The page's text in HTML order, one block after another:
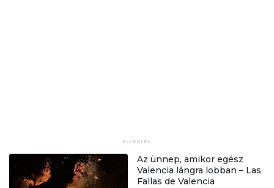
Az ünnep, amikor egész
Valencia lángra lobban – Las
Fallas de Valencia